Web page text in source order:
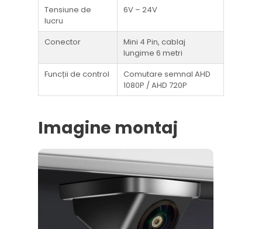
Tensiune de
lucru
6V – 24V
Conector
Mini 4 Pin, cablaj
lungime 6 metri
Funcții de control
Comutare semnal AHD
1080P / AHD 720P
Imagine montaj